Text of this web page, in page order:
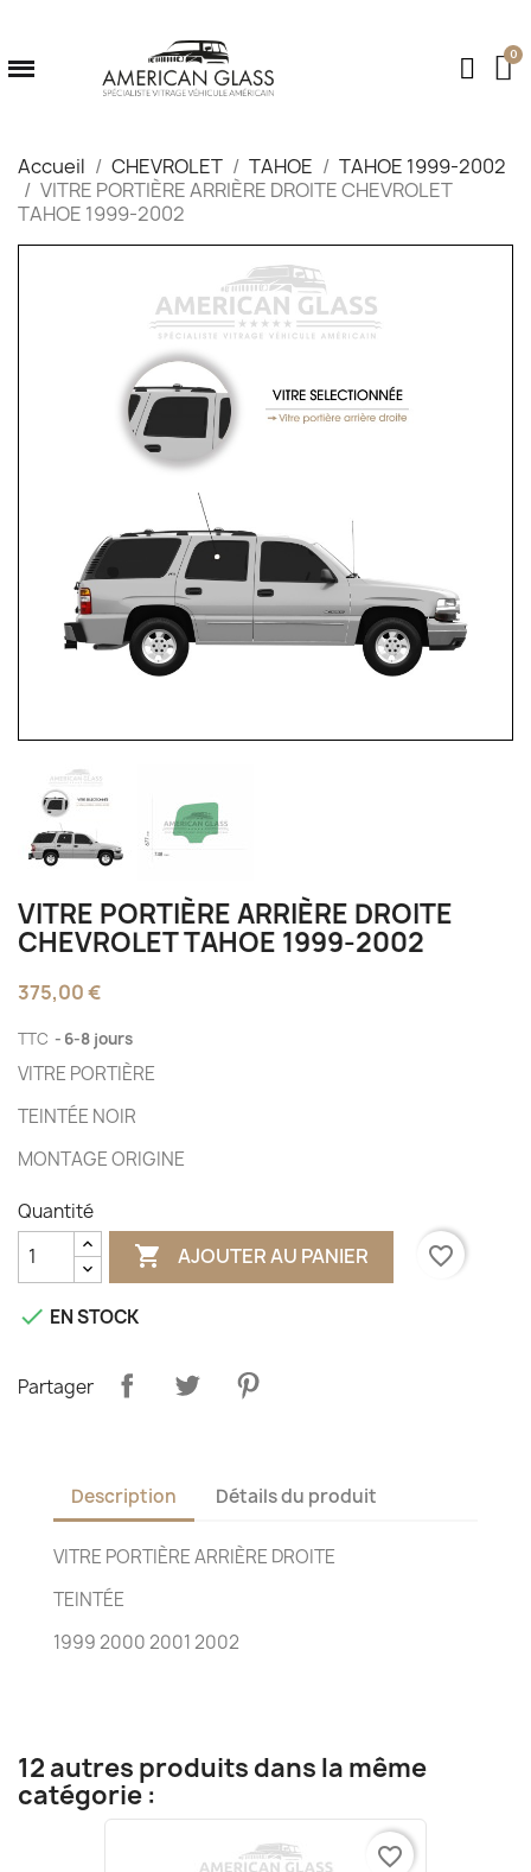
Accueil CHEVROLET TAHOE
TAHOE 1999-2002
VITRE PORTIÈRE ARRIÈRE DROITE CHEVROLET
TAHOE 1999-2002
VITRE PORTIÈRE ARRIÈRE DROITE
CHEVROLET TAHOE 1999-2002
375,00 €
TTC 6-8 jours
VITRE PORTIÈRE
TEINTÉE NOIR
MONTAGE ORIGINE
Quantité
 AJOUTER AU PANIER favorite_border
 EN STOCK
Partager
Description Détails du produit
VITRE PORTIÈRE ARRIÈRE DROITE
TEINTÉE
1999 2000 2001 2002
12 autres produits dans la même
catégorie :
favorite_border